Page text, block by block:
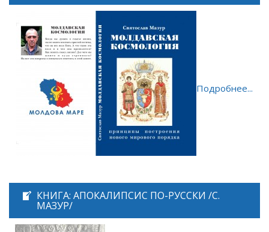
Подробнее...
КНИГА: АПОКАЛИПСИС ПО-РУССКИ /С.
МАЗУР/